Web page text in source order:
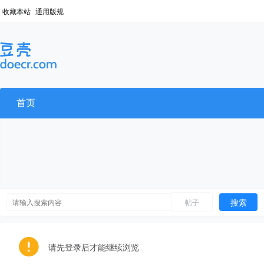
收藏本站 通用版规
首页
帖子 搜索
请先登录后才能继续浏览